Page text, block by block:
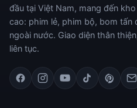
đầu tại Việt Nam, mang đến
cao: phim lẻ, phim bộ, bom tấn
ngoài nước. Giao diện thân
liên tục.